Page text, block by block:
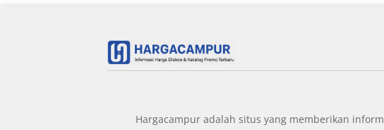
Hargacampur adalah situs yang memberikan